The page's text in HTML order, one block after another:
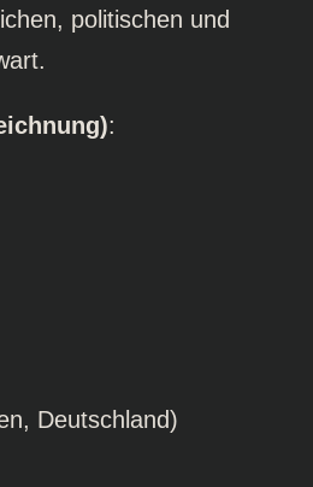
politischen und
:
Deutschland)